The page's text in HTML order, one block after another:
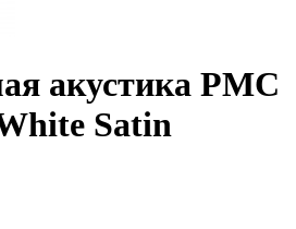
акустика PMC
Satin